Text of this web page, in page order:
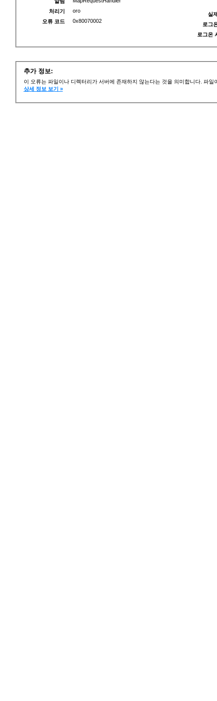
처리기
oro
오류 코드
0x80070002
실
로그
로그온
추가 정보:
이 오류는 파일이나 디렉터리가 서버에 존재하지 않는다는 것을 의미합니다. 파
상세 정보 보기 »